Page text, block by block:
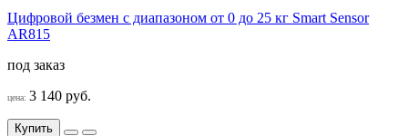
Цифровой безмен с диапазоном от 0 до 25 кг Smart Sensor
AR815
под заказ
цена: 3 140 руб.
Купить